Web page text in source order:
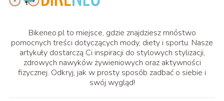
Bikeneo.pl to miejsce, gdzie znajdziesz mnóstwo
pomocnych treści dotyczących mody, diety i sportu. Nasze
artykuły dostarczą Ci inspiracji do stylowych stylizacji,
zdrowych nawyków żywieniowych oraz aktywności
fizycznej. Odkryj, jak w prosty sposób zadbać o siebie i
swój wygląd!